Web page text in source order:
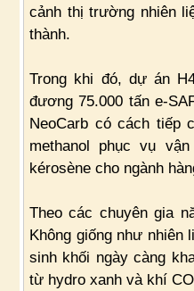
cảnh thị trường nhiên
thành.
Trong khi đó, dự án
đương 75.000 tấn e-
NeoCarb có cách tiếp
methanol phục vụ
kérosène cho ngành
Theo các chuyên gia
Không giống như nhiên
sinh khối ngày càng
từ hydro xanh và khí